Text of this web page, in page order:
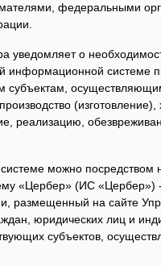
федеральными
уведомляет о
информационной системе
субъектам,
реализацию,
можно посредством
«Цербер» (ИС «Цербер»)
размещенный на сайте
юридических лиц и
субъектов,